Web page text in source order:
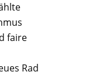
faire
Rad